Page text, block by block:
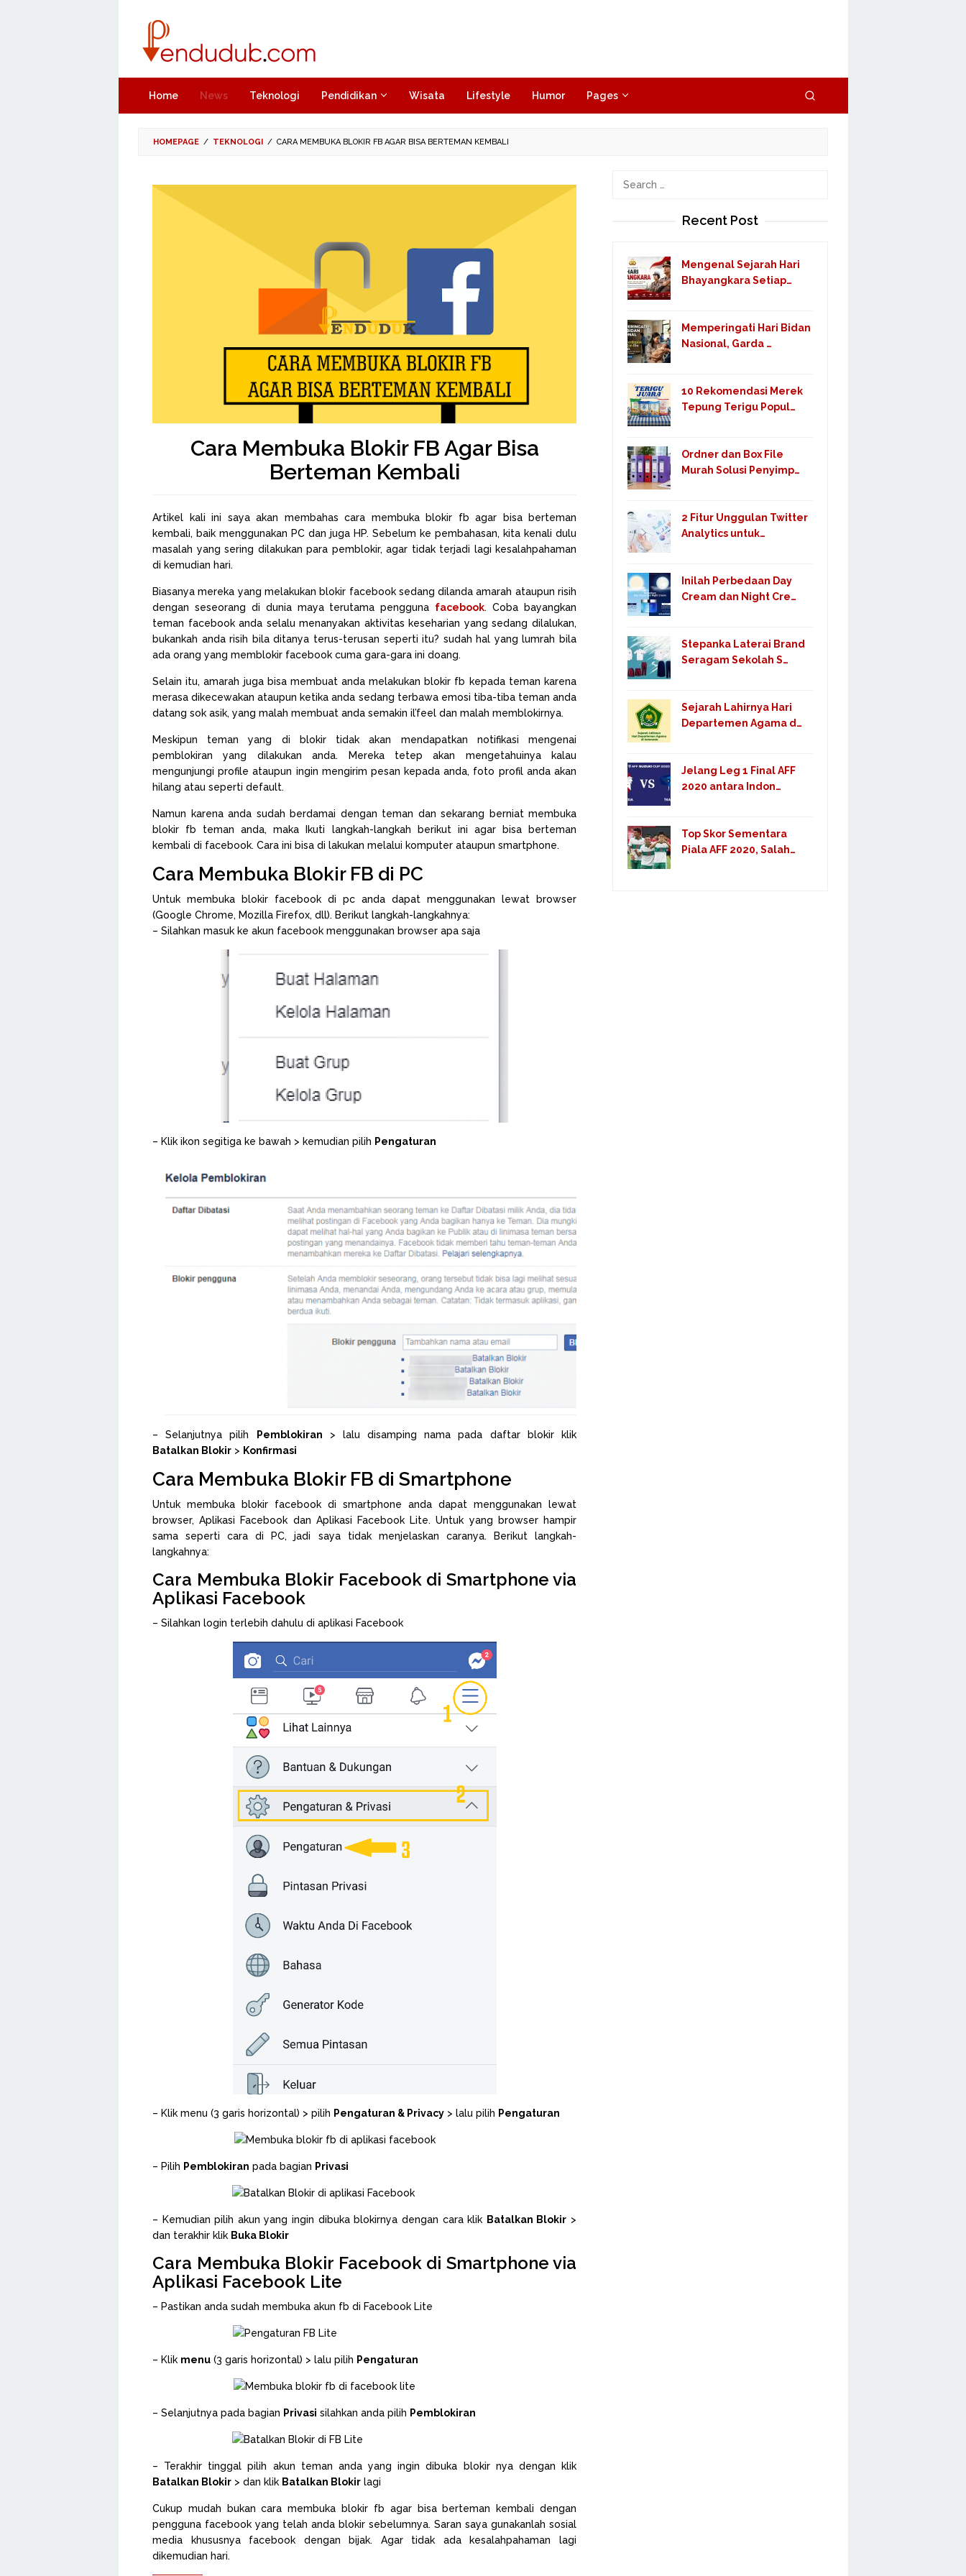
content
Home News Teknologi Pendidikan Wisata Lifestyle Humor Pages
HOMEPAGE / TEKNOLOGI / CARA MEMBUKA BLOKIR FB AGAR BISA BERTEMAN KEMBALI
Cara Membuka Blokir FB Agar Bisa
Berteman Kembali
Artikel kali ini saya akan membahas cara membuka blokir fb agar bisa berteman
kembali, baik menggunakan PC dan juga HP. Sebelum ke pembahasan, kita kenali dulu
masalah yang sering dilakukan para pemblokir, agar tidak terjadi lagi kesalahpahaman
di kemudian hari.
Biasanya mereka yang melakukan blokir facebook sedang dilanda amarah ataupun risih
dengan seseorang di dunia maya terutama pengguna facebook. Coba bayangkan
teman facebook anda selalu menanyakan aktivitas keseharian yang sedang dilalukan,
bukankah anda risih bila ditanya terus-terusan seperti itu? sudah hal yang lumrah bila
ada orang yang memblokir facebook cuma gara-gara ini doang.
Selain itu, amarah juga bisa membuat anda melakukan blokir fb kepada teman karena
merasa dikecewakan ataupun ketika anda sedang terbawa emosi tiba-tiba teman anda
datang sok asik, yang malah membuat anda semakin il’feel dan malah memblokirnya.
Meskipun teman yang di blokir tidak akan mendapatkan notifikasi mengenai
pemblokiran yang dilakukan anda. Mereka tetep akan mengetahuinya kalau
mengunjungi profile ataupun ingin mengirim pesan kepada anda, foto profil anda akan
hilang atau seperti default.
Namun karena anda sudah berdamai dengan teman dan sekarang berniat membuka
blokir fb teman anda, maka Ikuti langkah-langkah berikut ini agar bisa berteman
kembali di facebook. Cara ini bisa di lakukan melalui komputer ataupun smartphone.
Cara Membuka Blokir FB di PC
Untuk membuka blokir facebook di pc anda dapat menggunakan lewat browser
(Google Chrome, Mozilla Firefox, dll). Berikut langkah-langkahnya:
– Silahkan masuk ke akun facebook menggunakan browser apa saja
– Klik ikon segitiga ke bawah > kemudian pilih Pengaturan
– Selanjutnya pilih Pemblokiran > lalu disamping nama pada daftar blokir klik
Batalkan Blokir > Konfirmasi
Cara Membuka Blokir FB di Smartphone
Untuk membuka blokir facebook di smartphone anda dapat menggunakan lewat
browser, Aplikasi Facebook dan Aplikasi Facebook Lite. Untuk yang browser hampir
sama seperti cara di PC, jadi saya tidak menjelaskan caranya. Berikut langkah-
langkahnya:
Cara Membuka Blokir Facebook di Smartphone via
Aplikasi Facebook
– Silahkan login terlebih dahulu di aplikasi Facebook
– Klik menu (3 garis horizontal) > pilih Pengaturan & Privacy > lalu pilih Pengaturan
– Pilih Pemblokiran pada bagian Privasi
– Kemudian pilih akun yang ingin dibuka blokirnya dengan cara klik Batalkan Blokir >
dan terakhir klik Buka Blokir
Cara Membuka Blokir Facebook di Smartphone via
Aplikasi Facebook Lite
– Pastikan anda sudah membuka akun fb di Facebook Lite
– Klik menu (3 garis horizontal) > lalu pilih Pengaturan
– Selanjutnya pada bagian Privasi silahkan anda pilih Pemblokiran
– Terakhir tinggal pilih akun teman anda yang ingin dibuka blokir nya dengan klik
Batalkan Blokir > dan klik Batalkan Blokir lagi
Cukup mudah bukan cara membuka blokir fb agar bisa berteman kembali dengan
pengguna facebook yang telah anda blokir sebelumnya. Saran saya gunakanlah sosial
media khususnya facebook dengan bijak. Agar tidak ada kesalahpahaman lagi
dikemudian hari.
Search
Recent Post
Mengenal Sejarah Hari
Bhayangkara Setiap…
Memperingati Hari Bidan
Nasional, Garda …
10 Rekomendasi Merek
Tepung Terigu Popul…
Ordner dan Box File
Murah Solusi Penyimp…
2 Fitur Unggulan Twitter
Analytics untuk…
Inilah Perbedaan Day
Cream dan Night Cre…
Stepanka Laterai Brand
Seragam Sekolah S…
Sejarah Lahirnya Hari
Departemen Agama d…
Jelang Leg 1 Final AFF
2020 antara Indon…
Top Skor Sementara
Piala AFF 2020, Salah…